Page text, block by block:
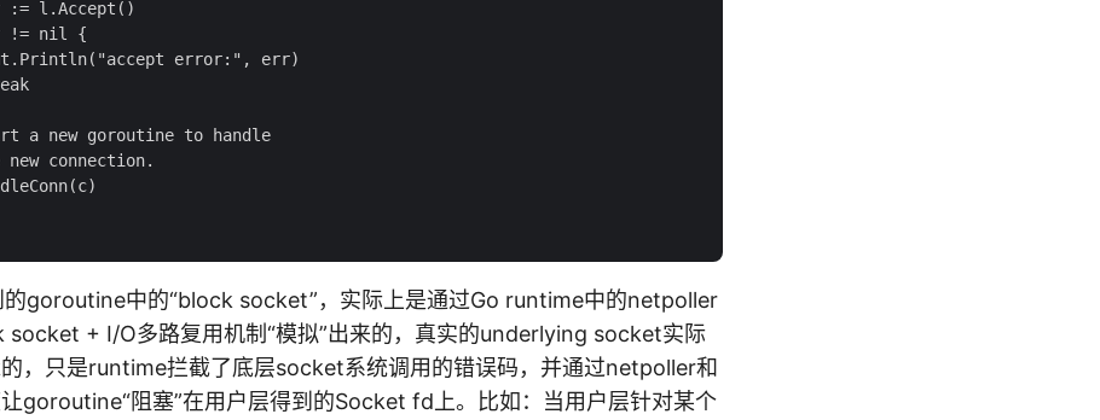
:= l.Accept()
!= nil {
error:", err)
a new goroutine to handle
new connection.
的goroutine中的“block socket”，实际上是通过Go runtime中的netpoller
+ I/O多路复用机制“模拟”出来的，真实的underlying socket实际
，只是runtime拦截了底层socket系统调用的错误码，并通过netpoller和
goroutine“阻塞”在用户层得到的Socket fd上。比如：当用户层针对某个